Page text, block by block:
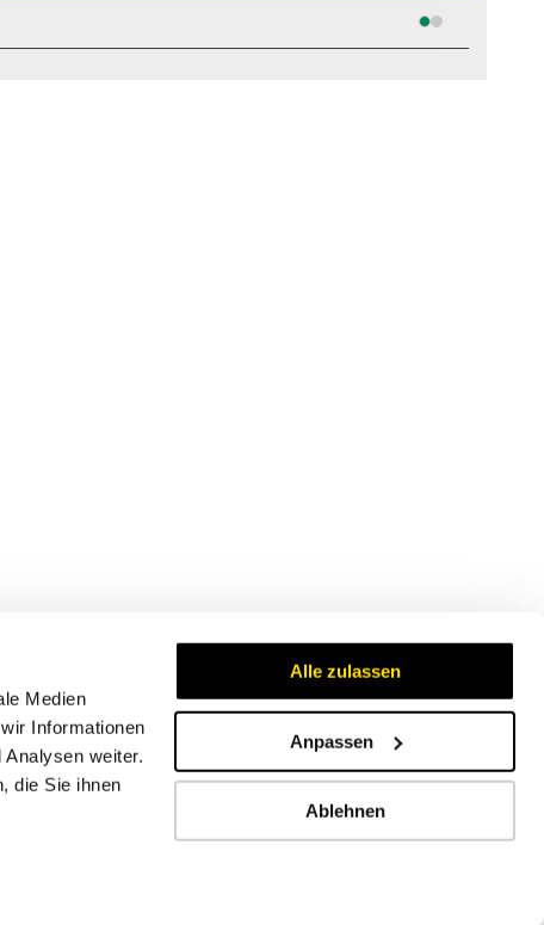
Medien
Informationen
weiter.
die Sie ihnen
Alle zulassen
Anpassen
Ablehnen
Zertifikate